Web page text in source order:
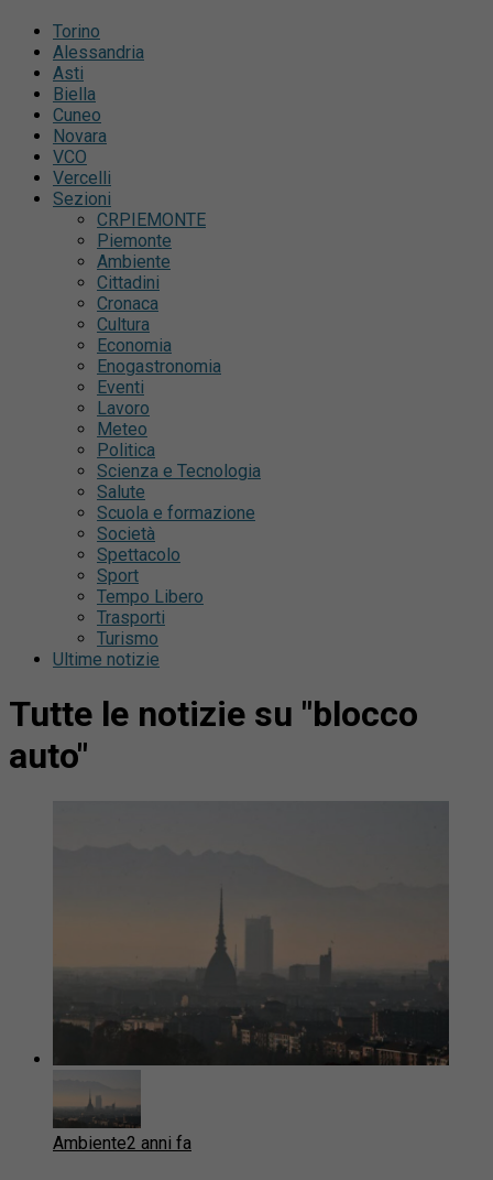
Torino
Alessandria
Asti
Biella
Cuneo
Novara
VCO
Vercelli
Sezioni
CRPIEMONTE
Piemonte
Ambiente
Cittadini
Cronaca
Cultura
Economia
Enogastronomia
Eventi
Lavoro
Meteo
Politica
Scienza e Tecnologia
Salute
Scuola e formazione
Società
Spettacolo
Sport
Tempo Libero
Trasporti
Turismo
Ultime notizie
Tutte le notizie su "blocco
auto"
Ambiente2 anni fa